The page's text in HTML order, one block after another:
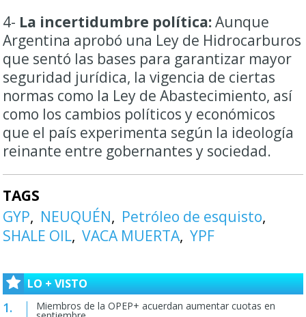
4- La incertidumbre política:Aunque
Argentina aprobó una Ley de Hidrocarburos
que sentó las bases para garantizar mayor
seguridad jurídica, la vigencia de ciertas
normas como la Ley de Abastecimiento, así
como los cambios políticos y económicos
que el país experimenta según la ideología
reinante entre gobernantes y sociedad.
TAGS
GYP
NEUQUÉN
Petróleo de esquisto
SHALE OIL VACA MUERTA YPF
LO + VISTO
Miembros de la OPEP+ acuerdan aumentar cuotas en